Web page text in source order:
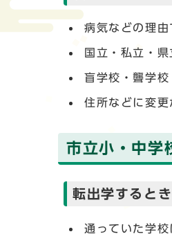
病気などの理
国立・私立・
盲学校・聾学
住所などに変更
市立小・中学
転出学するとき
通っていた学